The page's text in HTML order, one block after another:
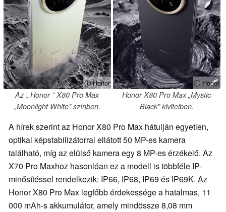
ⓘ Honor
Az „ Honor ” X80 Pro Max
„Moonlight White” színben.
ⓘ Honor
Honor X80 Pro Max „Mystic
Black” kivitelben.
A hírek szerint az Honor X80 Pro Max hátulján egyetlen,
optikai képstabilizátorral ellátott 50 MP-es kamera
található, míg az elülső kamera egy 8 MP-es érzékelő. Az
X70 Pro Maxhoz hasonlóan ez a modell is többféle IP-
minősítéssel rendelkezik: IP66, IP68, IP69 és IP69K. Az
Honor X80 Pro Max legfőbb érdekessége a hatalmas, 11
000 mAh-s akkumulátor, amely mindössze 8,08 mm